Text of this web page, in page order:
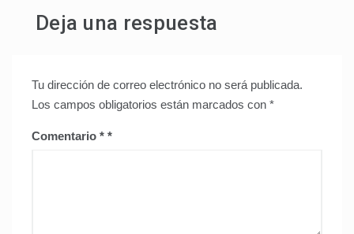
Deja una respuesta
Tu dirección de correo electrónico no será publicada.
Los campos obligatorios están marcados con *
Comentario *